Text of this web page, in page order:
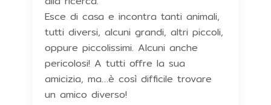
Esce di casa e incontra tanti animali,
tutti diversi, alcuni grandi, altri piccoli,
oppure piccolissimi. Alcuni anche
pericolosi! A tutti offre la sua
amicizia, ma…è così difficile trovare
un amico diverso!